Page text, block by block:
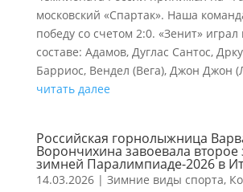
московский «Спартак». Наша
победу со счетом 2:0. «Зенит» играл
составе: Адамов, Дуглас Сантос,
Барриос, Вендел (Вега), Джон Джон
читать далее
Российская горнолыжница
Ворончихина завоевала второе
зимней Паралимпиаде-2026 в
14.03.2026| Зимние виды спорта,